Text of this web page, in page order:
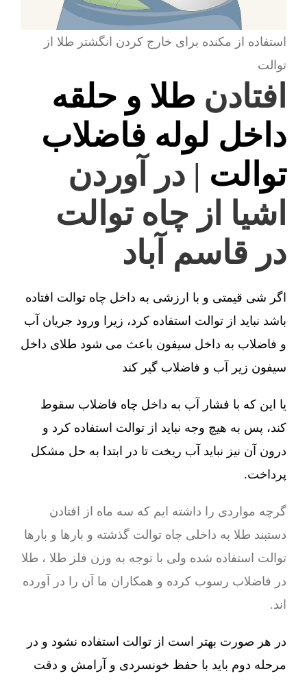
استفاده از مکنده برای خارج کردن انگشتر طلا از
توالت
افتادن طلا و حلقه
داخل لوله فاضلاب
توالت | در آوردن
اشیا از چاه توالت
در قاسم آباد
اگر شی قیمتی و با ارزشی به داخل چاه توالت افتاده
باشد نباید از توالت استفاده کرد، زیرا ورود جریان آب
و فاضلاب به داخل سیفون باعث می شود طلای داخل
سیفون زیر آب و فاضلاب گیر کند
یا این که با فشار آب به داخل چاه فاضلاب سقوط
کند، پس به هیچ وجه نباید از توالت استفاده کرد و
درون آن نیز نباید آب ریخت تا در ابتدا به حل مشکل
پرداخت.
گرچه مواردی را داشته ایم که سه ماه از افتادن
دستبند طلا به داخلی چاه توالت گذشته و بارها و بارها
توالت استفاده شده ولی با توجه به وزن فلز طلا ، طلا
در فاضلاب رسوب کرده و همکاران ما آن را در آورده
اند.
در هر صورت بهتر است از توالت استفاده نشود و در
مرحله دوم باید با حفظ خونسردی و آرامش و دقت